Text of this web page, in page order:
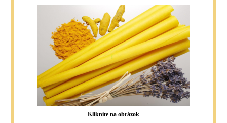
Kliknite na obrázok